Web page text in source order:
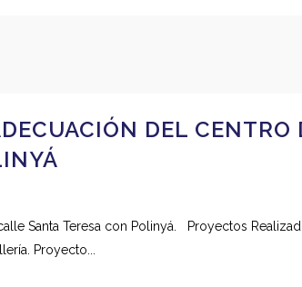
DEL CENTRO
Santa Teresa con Polinyá. Proyectos
Proyecto...